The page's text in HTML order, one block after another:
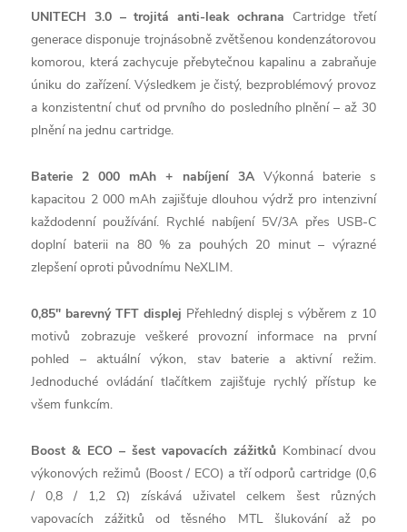
UNITECH 3.0 – trojitá anti-leak ochrana Cartridge třetí
generace disponuje trojnásobně zvětšenou kondenzátorovou
komorou, která zachycuje přebytečnou kapalinu a zabraňuje
úniku do zařízení. Výsledkem je čistý, bezproblémový provoz
a konzistentní chuť od prvního do posledního plnění – až 30
plnění na jednu cartridge.
Baterie 2 000 mAh + nabíjení 3AVýkonná baterie s
kapacitou 2 000 mAh zajišťuje dlouhou výdrž pro intenzivní
každodenní používání. Rychlé nabíjení 5V/3A přes USB-C
doplní baterii na 80 % za pouhých 20 minut – výrazné
zlepšení oproti původnímu NeXLIM.
0,85" barevný TFT displej Přehledný displej s výběrem z 10
motivů zobrazuje veškeré provozní informace na první
pohled – aktuální výkon, stav baterie a aktivní režim.
Jednoduché ovládání tlačítkem zajišťuje rychlý přístup ke
všem funkcím.
Boost & ECO – šest vapovacích zážitkůKombinací dvou
výkonových režimů (Boost / ECO) a tří odporů cartridge (0,6
/ 0,8 / 1,2 Ω) získává uživatel celkem šest různých
vapovacích zážitků od těsného MTL šlukování až po